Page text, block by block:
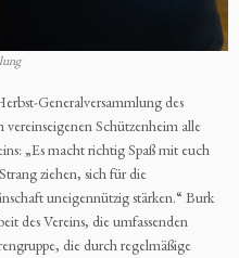
Generalversammlung des
Schützenheim alle
„Es macht richtig Spaß mit euch
ziehen, sich für die
uneigennützig stärken.“ Burk
des Vereins, die umfassenden
die durch regelmäßige